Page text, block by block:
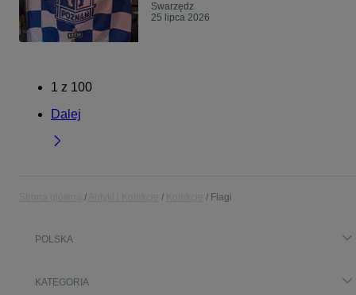
Swarzędz
25 lipca 2026
1 z 100
Dalej
Flagi
POLSKA
KATEGORIA